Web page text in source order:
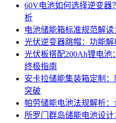
60V电池如何选择逆变器
析
电池储能箱标准规范解
光伏逆变器跳帽：功能
光伏板搭配200Ah锂电池
终极指南
安卡拉储能集装箱定制
突破
帕劳储能电池法规解析
所罗门群岛储能电池设